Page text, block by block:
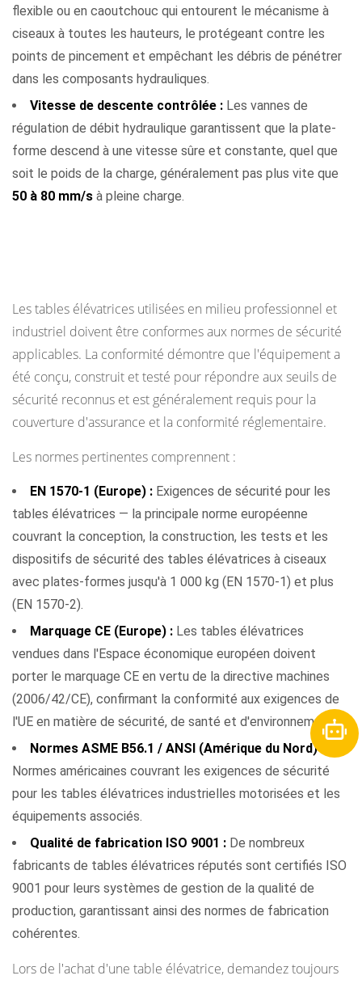
flexible ou en caoutchouc qui entourent le mécanisme à
ciseaux à toutes les hauteurs, le protégeant contre les
points de pincement et empêchant les débris de pénétrer
dans les composants hydrauliques.
Vitesse de descente contrôlée : Les vannes de
régulation de débit hydraulique garantissent que la plate-
forme descend à une vitesse sûre et constante, quel que
soit le poids de la charge, généralement pas plus vite que
50 à 80 mm/s à pleine charge.
Les tables élévatrices utilisées en milieu professionnel et
industriel doivent être conformes aux normes de sécurité
applicables. La conformité démontre que l'équipement a
été conçu, construit et testé pour répondre aux seuils de
sécurité reconnus et est généralement requis pour la
couverture d'assurance et la conformité réglementaire.
Les normes pertinentes comprennent :
EN 1570-1 (Europe) : Exigences de sécurité pour les
tables élévatrices — la principale norme européenne
couvrant la conception, la construction, les tests et les
dispositifs de sécurité des tables élévatrices à ciseaux
avec plates-formes jusqu'à 1 000 kg (EN 1570-1) et plus
(EN 1570-2).
Marquage CE (Europe) : Les tables élévatrices
vendues dans l'Espace économique européen doivent
porter le marquage CE en vertu de la directive machines
(2006/42/CE), confirmant la conformité aux exigences de
l'UE en matière de sécurité, de santé et d'environnement.
Normes ASME B56.1 / ANSI (Amérique du Nord) :
Normes américaines couvrant les exigences de sécurité
pour les tables élévatrices industrielles motorisées et les
équipements associés.
Qualité de fabrication ISO 9001 : De nombreux
fabricants de tables élévatrices réputés sont certifiés ISO
9001 pour leurs systèmes de gestion de la qualité de
production, garantissant ainsi des normes de fabrication
cohérentes.
Lors de l'achat d'une table élévatrice, demandez toujours